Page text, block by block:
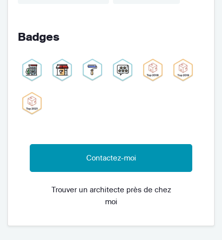
Badges
Contactez-moi
Trouver un architecte près de chez
moi